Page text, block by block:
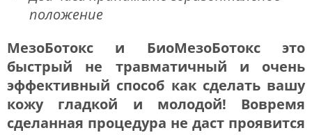
положение
МезоБотокс и БиоМезоБотокс это
быстрый не травматичный и очень
эффективный способ как сделать вашу
кожу гладкой и молодой! Вовремя
сделанная процедура не даст проявится